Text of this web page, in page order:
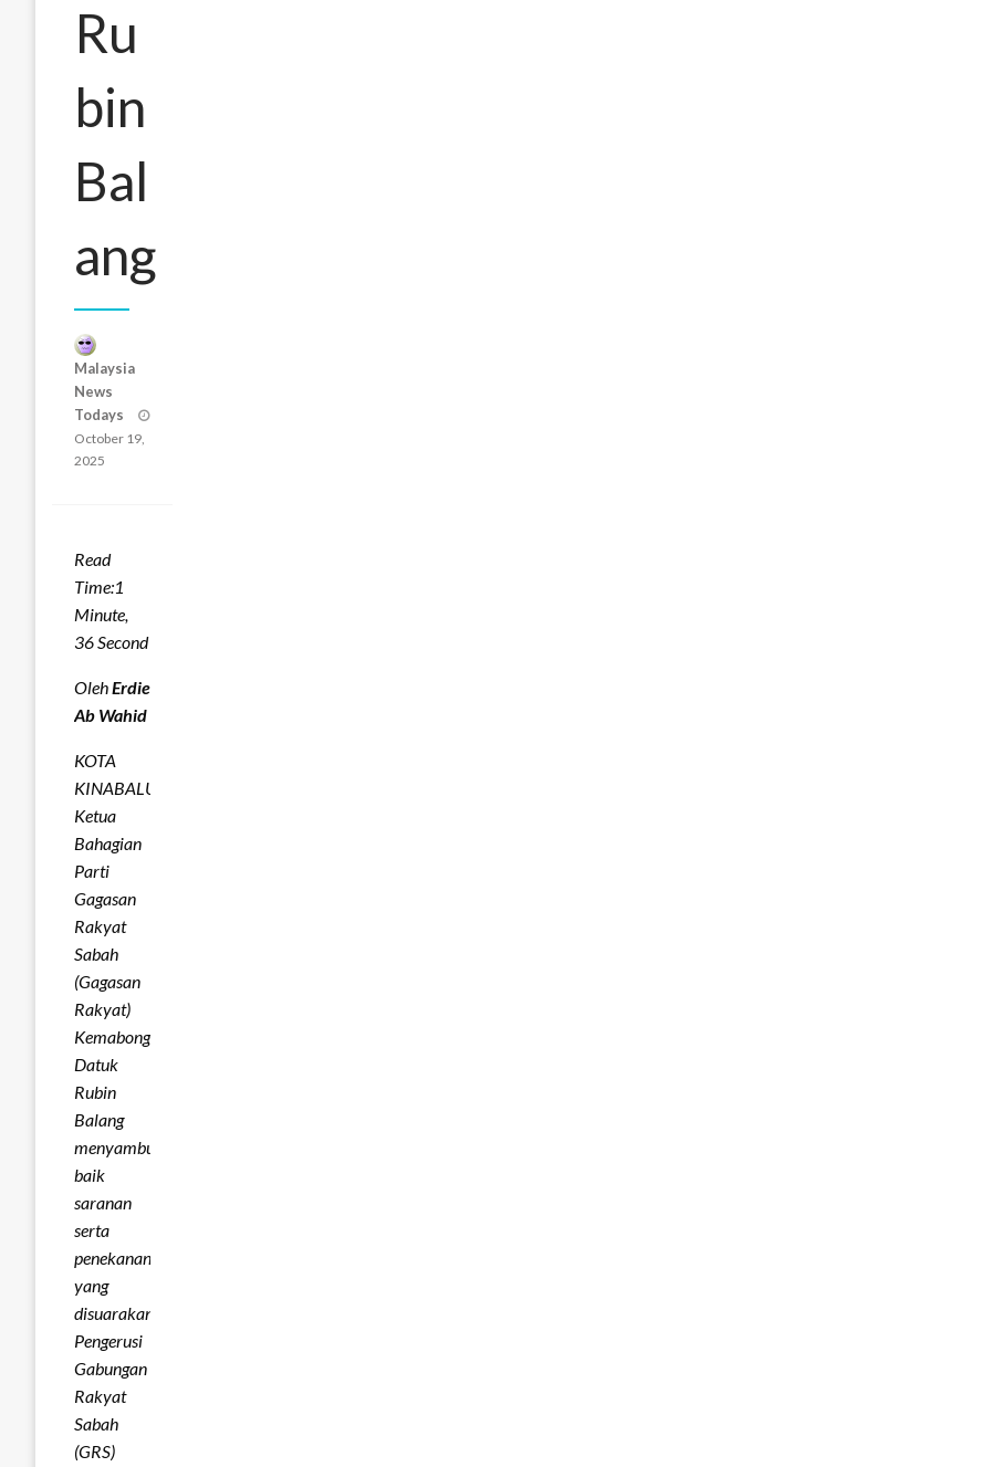
Ru
bin
Bal
ang
Malaysia
News
Todays
October 19,
2025
Read
Time:1
Minute,
36 Second
OlehErdie
Ab Wahid
KOTA
KINABALU:
Ketua
Bahagian
Parti
Gagasan
Rakyat
Sabah
(Gagasan
Rakyat)
Kemabong,
Datuk
Rubin
Balang
menyambut
baik
saranan
serta
penekanan
yang
disuarakan
Pengerusi
Gabungan
Rakyat
Sabah
(GRS)